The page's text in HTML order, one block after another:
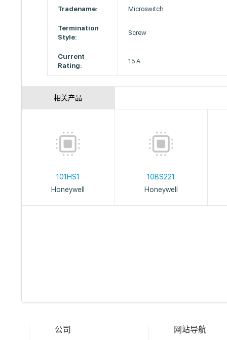
Tradename: Microswitch
Termination
Style:
Screw
Current
Rating:
15 A
相关产品
101HS1
Honeywell
10BS221
Honeywell
公司 网站导航